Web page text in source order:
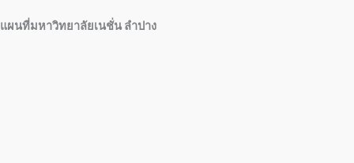
แผนที่มหาวิทยาลัยเนชั่น ลำปาง